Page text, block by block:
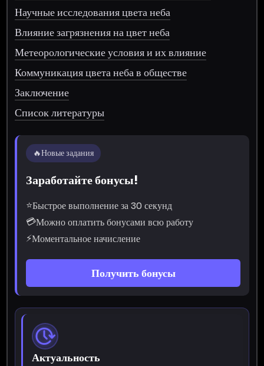
Научные исследования цвета неба
Влияние загрязнения на цвет неба
Метеорологические условия и их влияние
Коммуникация цвета неба в обществе
Заключение
Список литературы
🔥Новые задания
Заработайте бонусы!
⭐Быстрое выполнение за 30 секунд
💳Можно оплатить бонусами всю работу
⚡Моментальное начисление
Получить бонусы
Актуальность